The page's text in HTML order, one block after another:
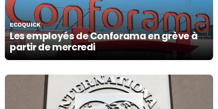
Les employés de Conforama en grève à
partir de mercredi
ECOQUICK